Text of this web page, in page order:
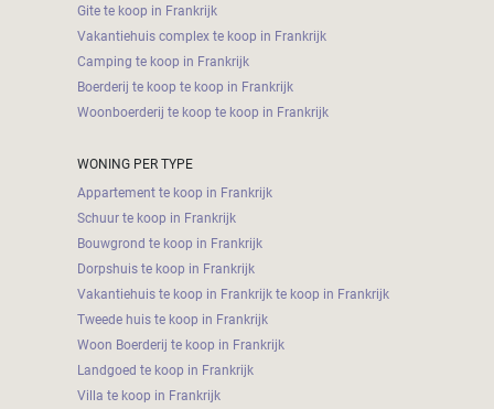
Gite te koop in Frankrijk
Vakantiehuis complex te koop in Frankrijk
Camping te koop in Frankrijk
Boerderij te koop te koop in Frankrijk
Woonboerderij te koop te koop in Frankrijk
WONING PER TYPE
Appartement te koop in Frankrijk
Schuur te koop in Frankrijk
Bouwgrond te koop in Frankrijk
Dorpshuis te koop in Frankrijk
Vakantiehuis te koop in Frankrijk te koop in Frankrijk
Tweede huis te koop in Frankrijk
Woon Boerderij te koop in Frankrijk
Landgoed te koop in Frankrijk
Villa te koop in Frankrijk